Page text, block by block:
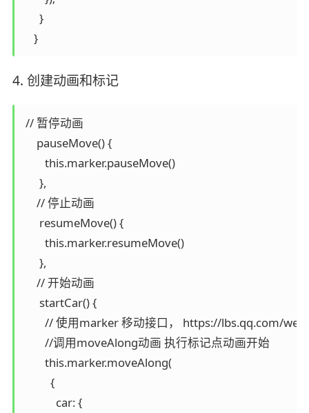
      }
    }
4. 创建动画和标记
// 暂停动画
pauseMove() {
this.marker.pauseMove()
},
// 停止动画
resumeMove() {
this.marker.resumeMove()
},
// 开始动画
startCar() {
// 使用marker 移动接口， https://lbs.qq.com/
//调用moveAlong动画 执行标记点动画开始
this.marker.moveAlong(
{
car: {